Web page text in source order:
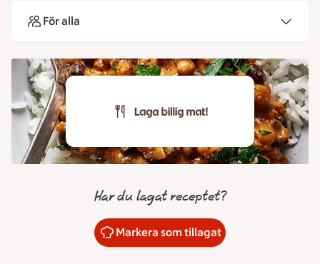
För alla
Har du lagat receptet?
Markera som tillagat